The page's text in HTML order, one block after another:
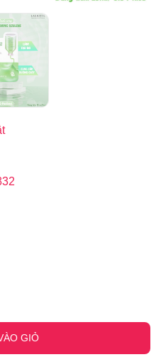
GIỎ